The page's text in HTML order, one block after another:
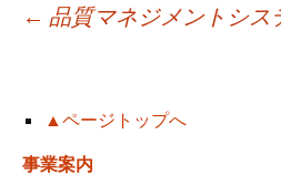
投
稿
← 品質マネジメントシス
▲ページトップへ
事業案内